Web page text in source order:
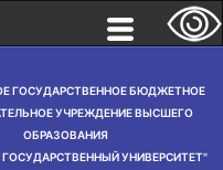
ГОСУДАРСТВЕННОЕ БЮДЖЕТНОЕ
УЧРЕЖДЕНИЕ ВЫСШЕГО
ОБРАЗОВАНИЯ
УНИВЕРСИТЕТ"